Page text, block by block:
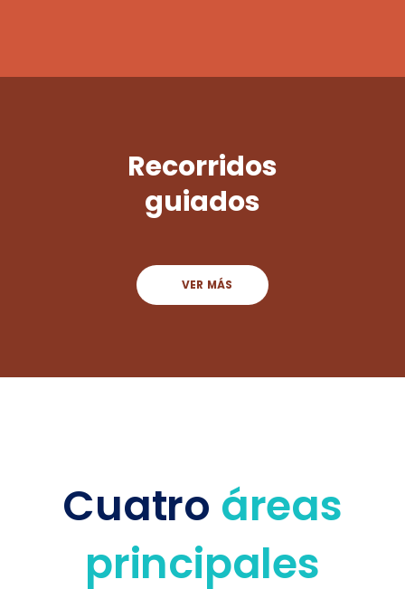
Recorridos
guiados
VER MÁS
Cuatro áreas
principales